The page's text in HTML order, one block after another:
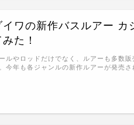
イワの新作バスルアー カ
た！
ルやロッドだけでなく、ルアーも多数
今年も各ジャンルの新作ルアーが発売